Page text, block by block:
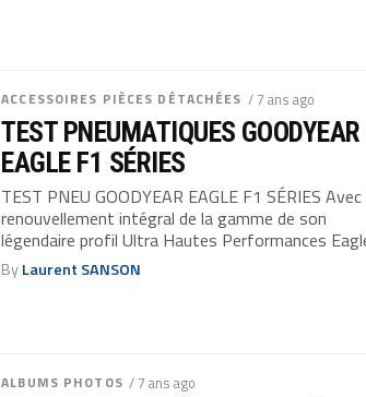
ACCESSOIRES PIÈCES DÉTACHÉES / 7 ans ago
TEST PNEUMATIQUES GOODYEAR
EAGLE F1 SÉRIES
TEST PNEU GOODYEAR EAGLE F1 SÉRIES Avec
renouvellement intégral de la gamme de son
légendaire profil Ultra Hautes Performances
ByLaurent SANSON
ALBUMS PHOTOS / 7 ans ago